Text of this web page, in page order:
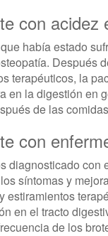
con acidez
había estado
Después
terapéuticos, la
en la digestión en
de las
con
diagnosticado
síntomas y
estiramientos
en el tracto
de los